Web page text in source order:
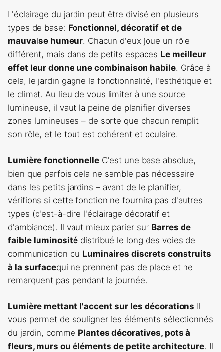
L'éclairage du jardin peut être divisé en plusieurs
types de base: Fonctionnel, décoratif et de
mauvaise humeur. Chacun d'eux joue un rôle
différent, mais dans de petits espaces Le meilleur
effet leur donne une combinaison habile. Grâce à
cela, le jardin gagne la fonctionnalité, l'esthétique et
le climat. Au lieu de vous limiter à une source
lumineuse, il vaut la peine de planifier diverses
zones lumineuses – de sorte que chacun remplit
son rôle, et le tout est cohérent et oculaire.
Lumière fonctionnelle C'est une base absolue,
bien que parfois cela ne semble pas nécessaire
dans les petits jardins – avant de le planifier,
vérifions si cette fonction ne fournira pas d'autres
types (c'est-à-dire l'éclairage décoratif et
d'ambiance). Il vaut mieux parier sur Barres de
faible luminosité distribué le long des voies de
communication ou Luminaires discrets construits
à la surfacequi ne prennent pas de place et ne
remarquent pas pendant la journée.
Lumière mettant l'accent sur les décorations Il
vous permet de souligner les éléments sélectionnés
du jardin, comme Plantes décoratives, pots à
fleurs, murs ou éléments de petite architecture. Il